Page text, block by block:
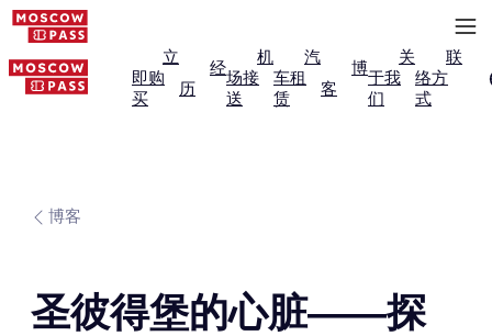
立
即购
买
经
历
机
场接
送
汽
车租
赁
博
客
关
于我
们
联
络方
式
博客
圣彼得堡的心脏——探